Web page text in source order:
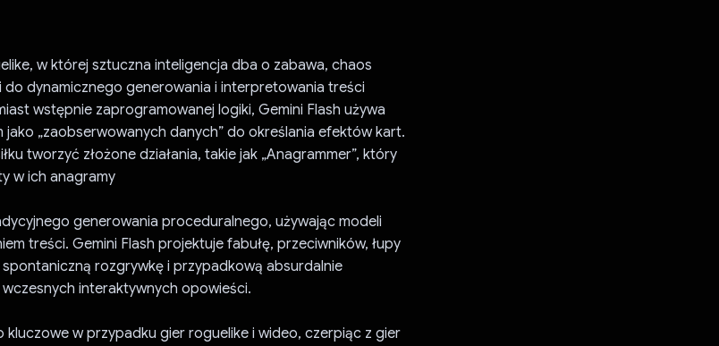
w której sztuczna inteligencja dba o zabawa, chaos
do dynamicznego generowania i interpretowania treści
wstępnie zaprogramowanej logiki, Gemini Flash używa
jako „zaobserwowanych danych” do określania efektów kart.
tworzyć złożone działania, takie jak „Anagrammer”, który
w ich anagramy
generowania proceduralnego, używając modeli
treści. Gemini Flash projektuje fabułę, przeciwników, łupy
rozgrywkę i przypadkową absurdalnie
interaktywnych opowieści.
kluczowe w przypadku gier roguelike i wideo, czerpiąc z gier